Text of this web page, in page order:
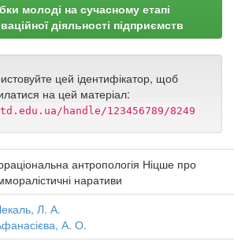
молоді на сучасному етапі
діяльності підприємств
цей ідентифікатор, щоб
на цей матеріал:
handle/123456789/8249
антропологія Ніцше про
наративи
Л. А.
А. О.